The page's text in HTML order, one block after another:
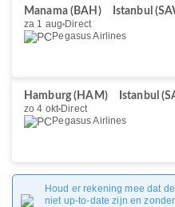
Manama (BAH)
Istanbul
za 1 aug Direct
Pegasus Airlines
Hamburg (HAM)
Istanbul
zo 4 okt Direct
Pegasus Airlines
Houd er rekening mee dat
niet up-to-date zijn en